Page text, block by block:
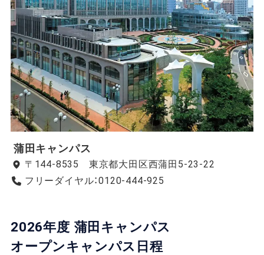
蒲田キャンパス
〒144-8535 東京都大田区西蒲田5-23-22
フリーダイヤル：0120-444-925
2026年度 蒲田キャンパス
オープンキャンパス日程